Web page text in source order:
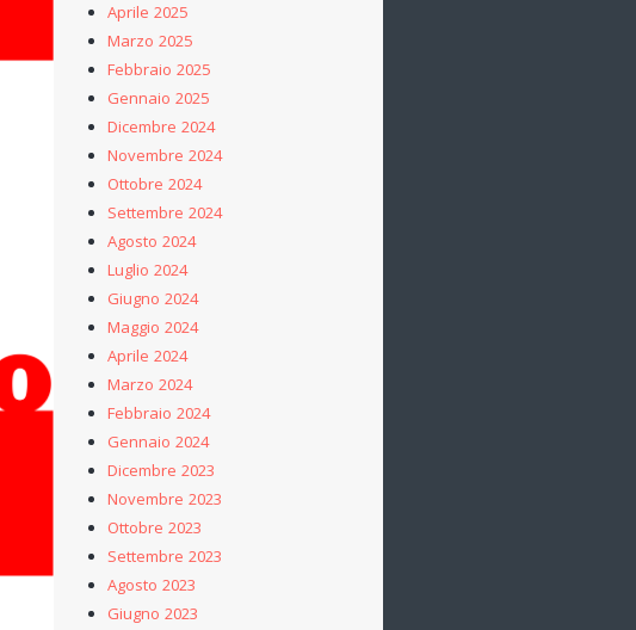
Aprile 2025
Marzo 2025
Febbraio 2025
Gennaio 2025
Dicembre 2024
Novembre 2024
Ottobre 2024
Settembre 2024
Agosto 2024
Luglio 2024
Giugno 2024
Maggio 2024
Aprile 2024
Marzo 2024
Febbraio 2024
Gennaio 2024
Dicembre 2023
Novembre 2023
Ottobre 2023
Settembre 2023
Agosto 2023
Giugno 2023